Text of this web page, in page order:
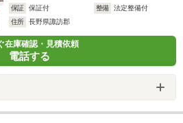
保証
保証付 整備
法定整備付
住所
長野県諏訪郡
在庫確認・見積依頼
電話する